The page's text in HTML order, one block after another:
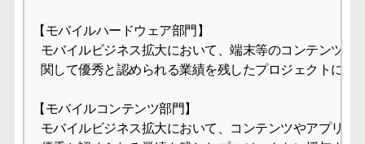
【モバイルハードウェア部門】
モバイルビジネス拡大において、端末等のコンテンツ提
関して優秀と認められる業績を残したプロジェクトに授
【モバイルコンテンツ部門】
モバイルビジネス拡大において、コンテンツやアプリケ